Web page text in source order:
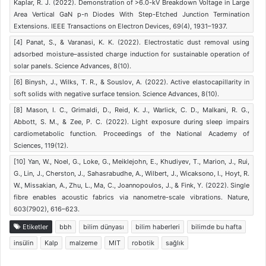
Kaplar, R. J. (2022). Demonstration of >6.0-kV Breakdown Voltage in Large
Area Vertical GaN p-n Diodes With Step-Etched Junction Termination
Extensions. IEEE Transactions on Electron Devices, 69(4), 1931–1937.
[4] Panat, S., & Varanasi, K. K. (2022). Electrostatic dust removal using
adsorbed moisture–assisted charge induction for sustainable operation of
solar panels. Science Advances, 8(10).
[6] Binysh, J., Wilks, T. R., & Souslov, A. (2022). Active elastocapillarity in
soft solids with negative surface tension. Science Advances, 8(10).
[8] Mason, I. C., Grimaldi, D., Reid, K. J., Warlick, C. D., Malkani, R. G.,
Abbott, S. M., & Zee, P. C. (2022). Light exposure during sleep impairs
cardiometabolic function. Proceedings of the National Academy of
Sciences, 119(12).
[10] Yan, W., Noel, G., Loke, G., Meiklejohn, E., Khudiyev, T., Marion, J., Rui,
G., Lin, J., Cherston, J., Sahasrabudhe, A., Wilbert, J., Wicaksono, I., Hoyt, R.
W., Missakian, A., Zhu, L., Ma, C., Joannopoulos, J., & Fink, Y. (2022). Single
fibre enables acoustic fabrics via nanometre-scale vibrations. Nature,
603(7902), 616–623.
Etiketler bbh bilim dünyası bilim haberleri
bilimde bu hafta
insülin
Kalp malzeme MIT robotik sağlık